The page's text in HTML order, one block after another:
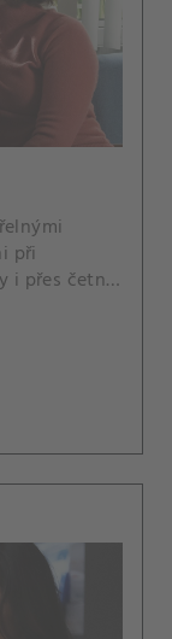
při
i přes četné